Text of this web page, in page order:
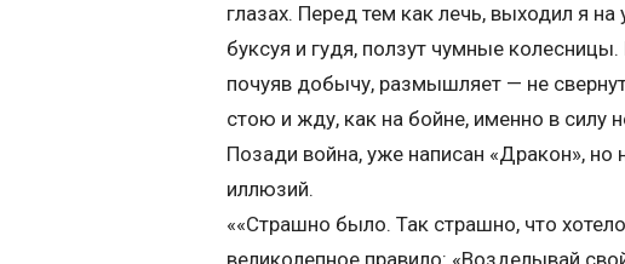
глазах. Перед тем как лечь, выходил я
буксуя и гудя, ползут чумные
почуяв добычу, размышляет — не
стою и жду, как на бойне, именно в силу
Позади война, уже написан «Дракон», но
иллюзий.
««Страшно было. Так страшно, что